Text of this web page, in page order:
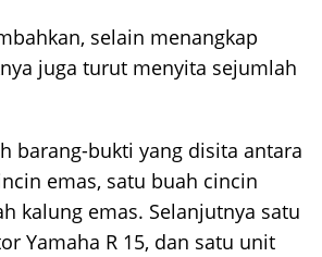
selain menangkap
juga turut menyita sejumlah
barang-bukti yang disita antara
emas, satu buah cincin
kalung emas. Selanjutnya satu
Yamaha R 15, dan satu unit